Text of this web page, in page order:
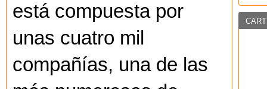
está compuesta por
unas cuatro mil
compañías, una de las